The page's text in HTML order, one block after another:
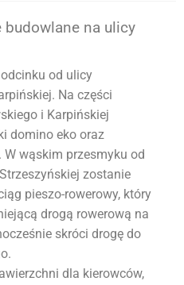
budowlane na ulicy
od ulicy
Na części
i Karpińskiej
domino eko oraz
W wąskim przesmyku od
zostanie
pieszo-rowerowy, który
drogą rowerową na
skróci drogę do
dla kierowców,